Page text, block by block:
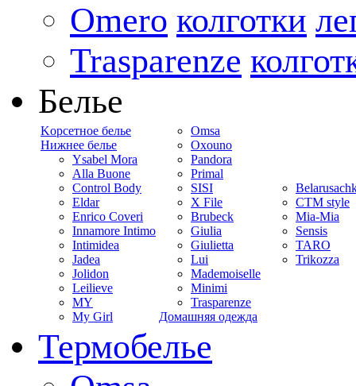
Omero колготки
Trasparenze
Белье
Kорсетное белье
Нижнее белье
Ysabel Mora
Alla Buone
Control Body
Eldar
Enrico Coveri
Innamore Intimo
Intimidea
Jadea
Jolidon
Leilieve
MY
My Girl
Omsa
Oxouno
Pandora
Primal
SISI
X File
Brubeck
Giulia
Giulietta
Lui
Mademoiselle
Minimi
Trasparenze
Домашняя одежда
CTM style
Mia-Mia
Sensis
TARO
Trikozza
Термобелье